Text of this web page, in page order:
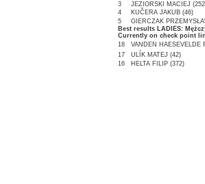
3
JEZIORSKI MACIEJ
4
KUČERA JAKUB (46)
5
GIERCZAK
Best results LADIES:
Currently on check point
18
VANDEN HAESEVELDE
17
ULÍK MATEJ (42)
16
HELTA FILIP (372)